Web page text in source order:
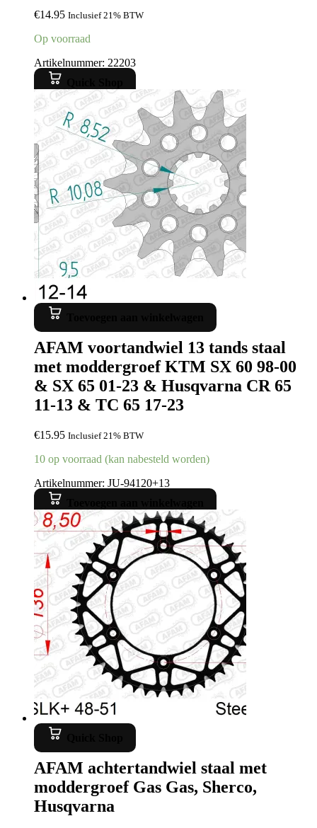
€14.95 Inclusief 21% BTW
Op voorraad
Artikelnummer: 22203
AFAM voortandwiel 13 tands staal
met moddergroef KTM SX 60 98-00
& SX 65 01-23 & Husqvarna CR 65
11-13 & TC 65 17-23
€15.95 Inclusief 21% BTW
10 op voorraad (kan nabesteld worden)
Artikelnummer: JU-94120+13
AFAM achtertandwiel staal met
moddergroef Gas Gas, Sherco,
Husqvarna